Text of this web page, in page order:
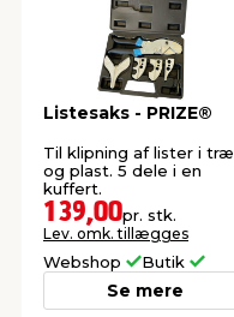
Listesaks - PRIZE®
Til klipning af lister i træ
og plast. 5 dele i en
kuffert.
139,00pr. stk.
Lev. omk. tillægges
Webshop Butik
Se mere